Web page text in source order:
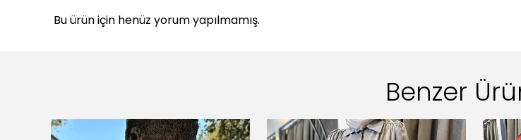
Bu ürün için henüz yorum yapılmamış.
Benzer